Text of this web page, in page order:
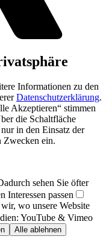
Informationen zu den
Datenschutzerklärung.
Akzeptieren“ stimmen
die Schaltfläche
in den Einsatz der
Zwecken ein.
sehen Sie öfter
passen
wo unsere Website
YouTube & Vimeo
Alle ablehnen